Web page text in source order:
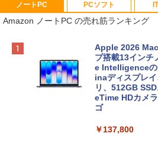
ノートPC
Amazon ノートPC の売れ筋ランキング
Apple 2026
プ搭載13インチ
e Intelligence
inaディスプレ
リ、512GB
eTime HDカメ
ゴ
￥137,800
PCソフト